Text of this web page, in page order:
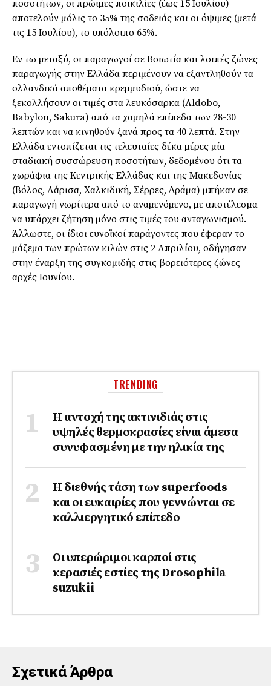
ποσοτήτων, οι πρώιµες ποικιλίες (έως 15 Ιουλίου)
αποτελούν µόλις το 35% της σοδειάς και οι όψιµες (µετά
τις 15 Ιουλίου), το υπόλοιπο 65%.
Εν τω µεταξύ, οι παραγωγοί σε Βοιωτία και λοιπές ζώνες
παραγωγής στην Ελλάδα περιµένουν να εξαντληθούν τα
ολλανδικά αποθέµατα κρεµµυδιού, ώστε να
ξεκολλήσουν οι τιµές στα λευκόσαρκα (Aldobo,
Babylon, Sakura) από τα χαµηλά επίπεδα των 28-30
λεπτών και να κινηθούν ξανά προς τα 40 λεπτά. Στην
Ελλάδα εντοπίζεται τις τελευταίες δέκα µέρες µία
σταδιακή συσσώρευση ποσοτήτων, δεδοµένου ότι τα
χωράφια της Κεντρικής Ελλάδας και της Μακεδονίας
(Βόλος, Λάρισα, Χαλκιδική, Σέρρες, ∆ράµα) µπήκαν σε
παραγωγή νωρίτερα από το αναµενόµενο, µε αποτέλεσµα
να υπάρχει ζήτηση µόνο στις τιµές του ανταγωνισµού.
Άλλωστε, οι ίδιοι ευνοϊκοί παράγοντες που έφεραν το
µάζεµα των πρώτων κιλών στις 2 Απριλίου, οδήγησαν
στην έναρξη της συγκοµιδής στις βορειότερες ζώνες
αρχές Ιουνίου.
TRENDING
Η αντοχή της ακτινιδιάς στις
υψηλές θερμοκρασίες είναι άμεσα
συνυφασμένη με την ηλικία της
Η διεθνής τάση των superfoods
και οι ευκαιρίες που γεννώνται σε
καλλιεργητικό επίπεδο
Οι υπερώριμοι καρποί στις
κερασιές εστίες της Drosophila
suzukii
Σχετικά Άρθρα